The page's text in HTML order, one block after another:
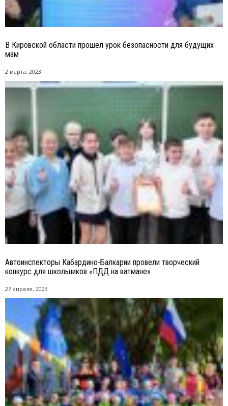
В Кировской области прошел урок безопасности для будущих
мам
2 марта, 2023
Автоинспекторы Кабардино-Балкарии провели творческий
конкурс для школьников «ПДД на ватмане»
27 апреля, 2023